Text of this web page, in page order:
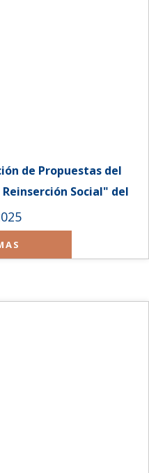
de Propuestas del
Social" del